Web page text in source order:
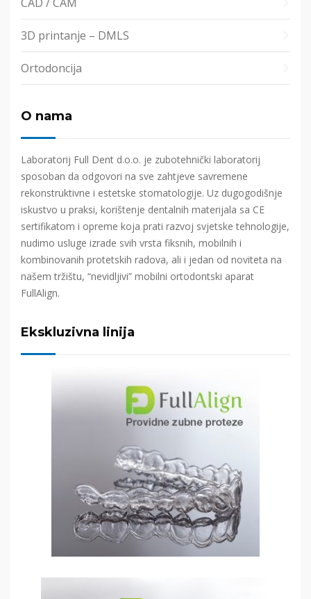
3D printanje – DMLS
Ortodoncija
O nama
Laboratorij Full Dent d.o.o. je zubotehnički laboratorij
sposoban da odgovori na sve zahtjeve savremene
rekonstruktivne i estetske stomatologije. Uz dugogodišnje
iskustvo u praksi, korištenje dentalnih materijala sa CE
sertifikatom i opreme koja prati razvoj svjetske tehnologije,
nudimo usluge izrade svih vrsta fiksnih, mobilnih i
kombinovanih protetskih radova, ali i jedan od noviteta na
našem tržištu, “nevidljivi” mobilni ortodontski aparat
FullAlign.
Ekskluzivna linija